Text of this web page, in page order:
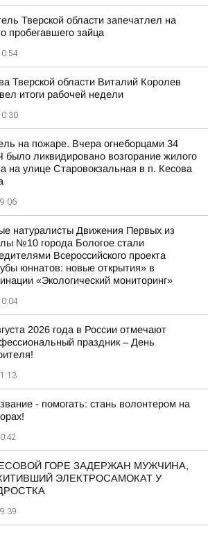
Тверской области запечатлел на
пробегавшего зайца
Тверской области Виталий Королев
итоги рабочей недели
на пожаре. Вчера огнеборцами 34
было ликвидировано возгорание жилого
на улице Старовокзальная в п. Кесова
натуралисты Движения Первых из
№10 города Бологое стали
Всероссийского проекта
юннатов: новые открытия» в
«Экологический мониторинг»
2026 года в России отмечают
праздник – День
- помогать: стань волонтером на
ГОРЕ ЗАДЕРЖАН МУЖЧИНА,
ЭЛЕКТРОСАМОКАТ У